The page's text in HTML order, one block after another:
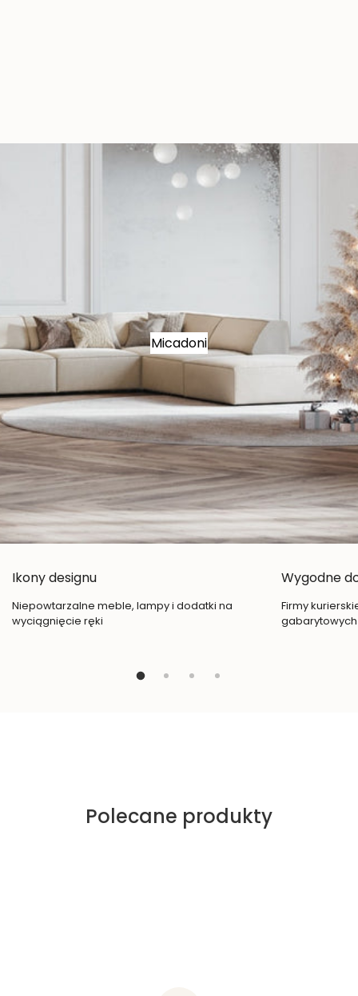
Micadoni
Ikony designu
Niepowtarzalne meble, lampy i dodatki na
wyciągnięcie ręki
Wygodne
Firmy
gabarytowych
Polecane produkty